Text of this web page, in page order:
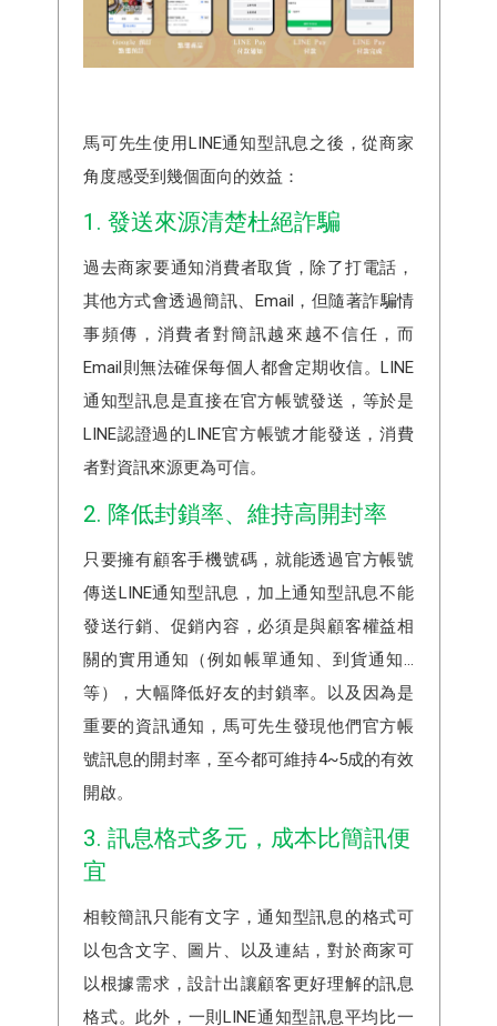
馬可先生使用LINE通知型訊息之後，從商家
角度感受到幾個面向的效益：
1. 發送來源清楚杜絕詐騙
過去商家要通知消費者取貨，除了打電話，
其他方式會透過簡訊、Email，但隨著詐騙情
事頻傳，消費者對簡訊越來越不信任，而
Email則無法確保每個人都會定期收信。LINE
通知型訊息是直接在官方帳號發送，等於是
LINE認證過的LINE官方帳號才能發送，消費
者對資訊來源更為可信。
2. 降低封鎖率、維持高開封率
只要擁有顧客手機號碼，就能透過官方帳號
傳送LINE通知型訊息，加上通知型訊息不能
發送行銷、促銷內容，必須是與顧客權益相
關的實用通知（例如帳單通知、到貨通知...
等），大幅降低好友的封鎖率。以及因為是
重要的資訊通知，馬可先生發現他們官方帳
號訊息的開封率，至今都可維持4~5成的有效
開啟。
3. 訊息格式多元，成本比簡訊便
宜
相較簡訊只能有文字，通知型訊息的格式可
以包含文字、圖片、以及連結，對於商家可
以根據需求，設計出讓顧客更好理解的訊息
格式。此外，一則LINE通知型訊息平均比一